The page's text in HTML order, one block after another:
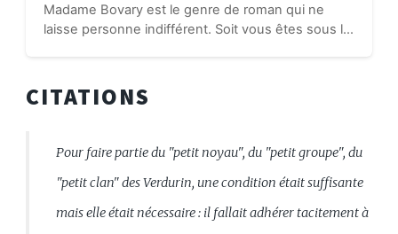
Madame Bovary est le genre de roman qui ne
laisse personne indifférent. Soit vous êtes sous le
comme le baccalauréat)...
CITATIONS
Pour faire partie du "petit noyau", du "petit groupe", du
"petit clan" des Verdurin, une condition était suffisante
mais elle était nécessaire : il fallait adhérer tacitement à